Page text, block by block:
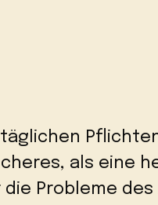
als eine
Probleme des